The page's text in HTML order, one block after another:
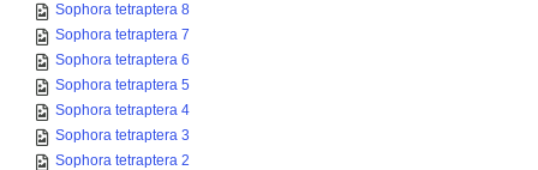
Sophora tetraptera 8
Sophora tetraptera 7
Sophora tetraptera 6
Sophora tetraptera 5
Sophora tetraptera 4
Sophora tetraptera 3
Sophora tetraptera 2